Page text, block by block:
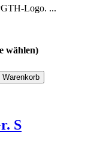
Logo. ...
wählen)
S